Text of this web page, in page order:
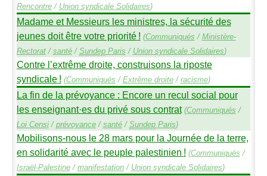
Rencontre/ Union syndicale Solidaires)
Madame et Messieurs les ministres, la sécurité des
jeunes doit être votre priorité ! (Communiqués / Ministère-
Rectorat/ santé/ SundepParis / Union syndicale Solidaires)
Contre l’extrême droite, construisons la riposte
syndicale ! (Communiqués / Extrême droite/ racisme)
La fin de la prévoyance : Encore un recul social pour
les enseignant·es du privé sous contrat (Communiqués /
Loi Censi/ prévoyance/ santé/ SundepParis)
Mobilisons-nous le 28 mars pour la Journée de la terre,
en solidarité avec le peuple palestinien ! (Communiqués /
Israël-Palestine/ manifestation/ Union syndicale Solidaires)